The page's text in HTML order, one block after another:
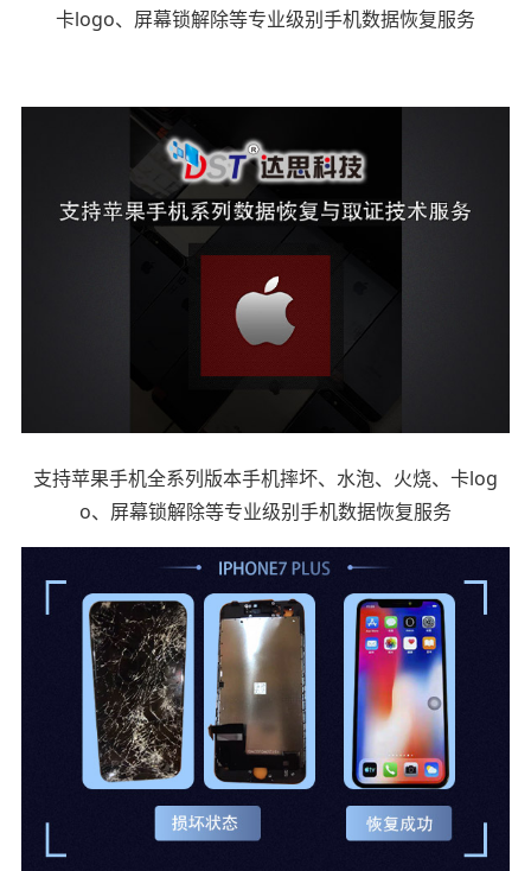
卡logo、屏幕锁解除等专业级别手机数据恢复服务
支持苹果手机全系列版本手机摔坏、水泡、火烧、卡log
o、屏幕锁解除等专业级别手机数据恢复服务